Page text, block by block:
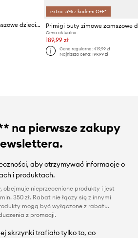
Primigi buty zimowe zamszowe dziecięce
extra -5% z kodem: OFF*
Cena aktualna:
189,99 zł
Cena regularna: 419,99 zł
Najniższa cena: 199,99 zł
na pierwsze zakupy
aby otrzymywać informacje o
i produktach.
obejmuje nieprzecenione produkty i jest
350 zł. Rabat nie łączy się z innymi
mogą być wyłączone z rabatu.
z promocji.
skrzynki trafiało tylko to, co